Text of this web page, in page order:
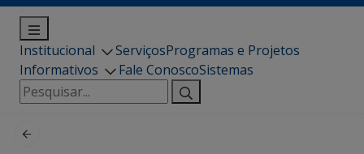
Institucional ServiçosProgramas e Projetos
Informativos
Fale ConoscoSistemas
Pesquisar
por: